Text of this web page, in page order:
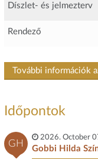
Díszlet- és jelmezterv
Rendező
További információk
Időpontok
GH
2026. October
Gobbi Hilda